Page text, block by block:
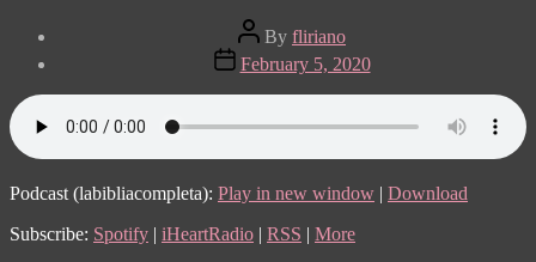
Post
author
By fliriano
Post
date
February 5, 2020
Podcast (labibliacompleta): Play in new window | Download
Subscribe: Spotify | iHeartRadio | RSS | More